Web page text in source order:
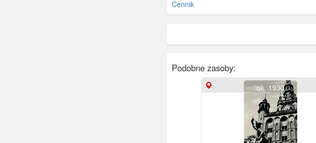
Cennik
Podobne zasoby:
ok. 1930